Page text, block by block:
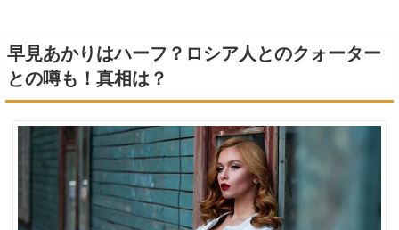
早見あかりはハーフ？ロシア人とのクォーター
との噂も！真相は？